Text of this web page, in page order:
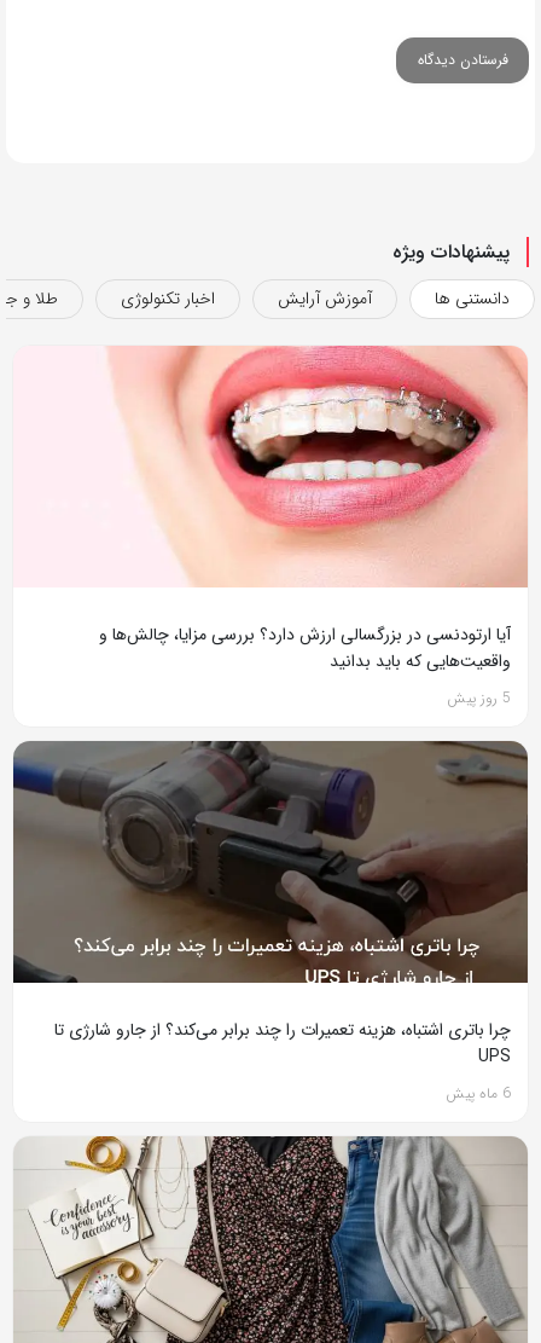
پیشنهادات ویژه
دانستنی ها آموزش آرایش اخبار تکنولوژی طلا و
آیا ارتودنسی در بزرگسالی ارزش دارد؟ بررسی مزایا، چالش‌ها و
واقعیت‌هایی که باید بدانید
5 روز پیش
چرا باتری اشتباه، هزینه تعمیرات را چند برابر می‌کند؟ از جارو شارژی تا
UPS
6 ماه پیش